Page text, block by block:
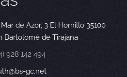
de Azor, 3 El Hornillo 35100
Bartolomé de Tirajana
928 142 494
gc.net